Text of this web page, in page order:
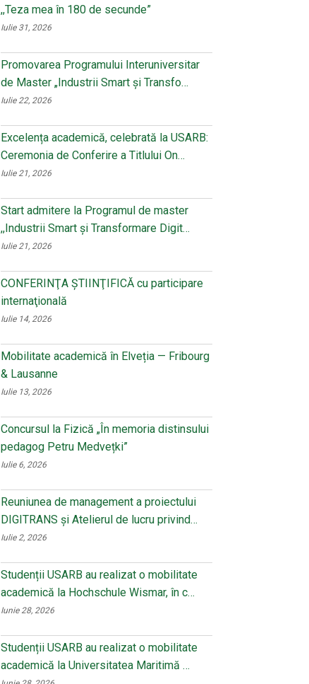
,,Teza mea în 180 de secunde”
Iulie 31, 2026
Promovarea Programului Interuniversitar
de Master „Industrii Smart și Transfo…
Iulie 22, 2026
Excelența academică, celebrată la USARB:
Ceremonia de Conferire a Titlului On…
Iulie 21, 2026
Start admitere la Programul de master
,,Industrii Smart și Transformare Digit…
Iulie 21, 2026
CONFERINŢA ŞTIINŢIFICĂ cu participare
internaţională
Iulie 14, 2026
Mobilitate academică în Elveția — Fribourg
& Lausanne
Iulie 13, 2026
Concursul la Fizică „În memoria distinsului
pedagog Petru Medvețki”
Iulie 6, 2026
Reuniunea de management a proiectului
DIGITRANS și Atelierul de lucru privind…
Iulie 2, 2026
Studenții USARB au realizat o mobilitate
academică la Hochschule Wismar, în c…
Iunie 28, 2026
Studenții USARB au realizat o mobilitate
academică la Universitatea Maritimă …